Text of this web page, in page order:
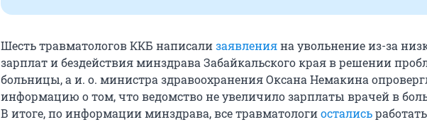
Шесть травматологов ККБ написализаявленияна увольнение из-за
зарплат и бездействия минздрава Забайкальского края в решении
больницы, а и. о. министра здравоохранения Оксана Немакина
информацию о том, что ведомство не увеличило зарплаты врачей в
В итоге, по информации минздрава, все травматологиостались